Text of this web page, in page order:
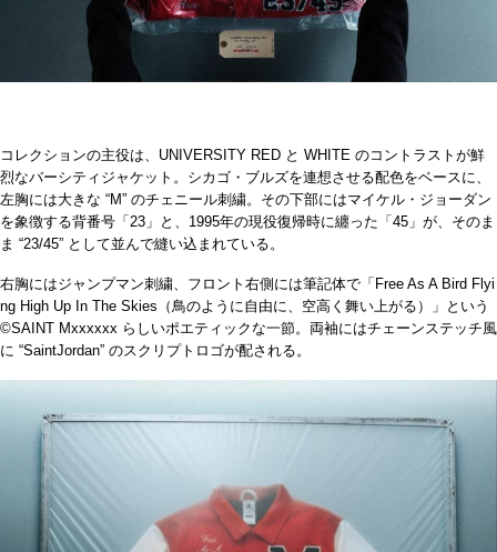
コレクションの主役は、UNIVERSITY RED と WHITE のコントラストが鮮
烈なバーシティジャケット。シカゴ・ブルズを連想させる配色をベースに、
左胸には大きな “M” のチェニール刺繍。その下部にはマイケル・ジョーダン
を象徴する背番号「23」と、1995年の現役復帰時に纏った「45」が、そのま
ま “23/45” として並んで縫い込まれている。
右胸にはジャンプマン刺繍、フロント右側には筆記体で「Free As A Bird Flyi
ng High Up In The Skies（鳥のように自由に、空高く舞い上がる）」という
©SAINT Mxxxxxx らしいポエティックな一節。両袖にはチェーンステッチ風
に “SaintJordan” のスクリプトロゴが配される。